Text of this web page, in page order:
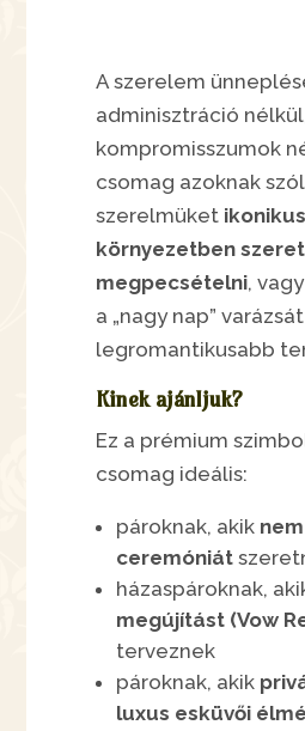
A szerelem
adminisztráció
kompromisszumok
csomag azoknak
szerelmüket ikonikus
környezetben
megpecsételni,
a „nagy nap”
legromantikusabb
Kinek ajánljuk?
Ez a prémium
csomag ideális:
pároknak, akik
ceremóniát
házaspároknak,
megújítást (Vow
terveznek
pároknak, akik
luxus esküvői